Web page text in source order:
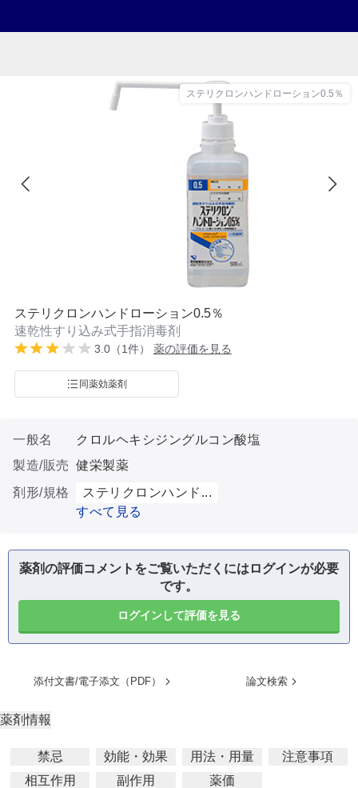
ステリクロンハンドローション0.5％
ステリクロンハンドローション0.5％
速乾性すり込み式手指消毒剤
3.0（1件） 薬の評価を見る
同薬効薬剤
一般名
クロルヘキシジングルコン酸塩
製造/販売 健栄製薬
剤形/規格
ステリクロンハンド...
すべて見る
薬剤の評価コメントをご覧いただくにはログインが必要
です。
ログインして評価を見る
添付文書/電子添文（PDF） 論文検索
薬剤情報
禁忌 効能・効果 用法・用量
注意事項
相互作用
副作用 薬価